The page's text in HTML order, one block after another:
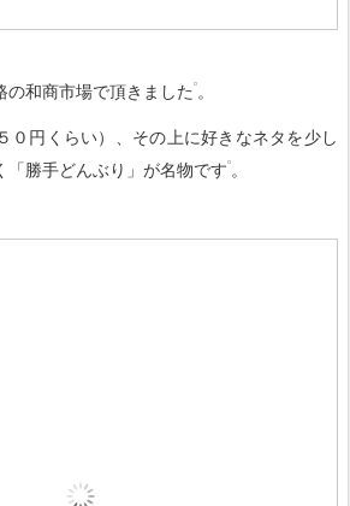
和商市場で頂きました 。
０円くらい）、その上に好きなネタを少し
勝手どんぶり」が名物です 。